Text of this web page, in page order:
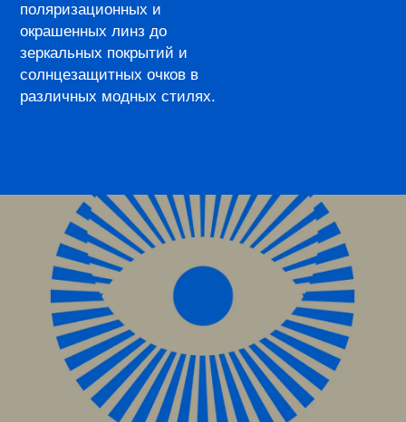
поляризационных и
окрашенных линз до
зеркальных покрытий и
солнцезащитных очков в
различных модных стилях.